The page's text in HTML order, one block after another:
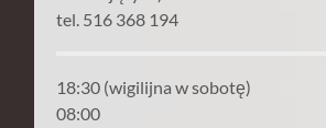
tel. 516 368 194
18:30 (wigilijna w sobotę)
08:00